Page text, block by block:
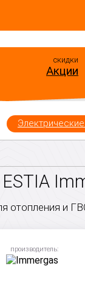
скидки
Акции
отопления и